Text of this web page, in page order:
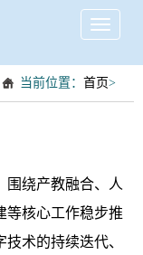
Toggle
当前位置： 首页>
围绕产教融合、人
等核心工作稳步推
术的持续迭代、